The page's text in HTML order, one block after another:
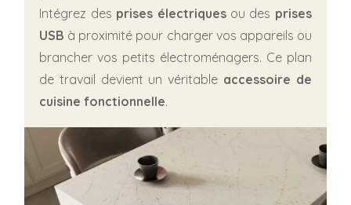
Intégrez des prises électriquesou des prises
USB à proximité pour charger vos appareils ou
brancher vos petits électroménagers. Ce plan
de travail devient un véritable accessoire de
cuisine fonctionnelle.